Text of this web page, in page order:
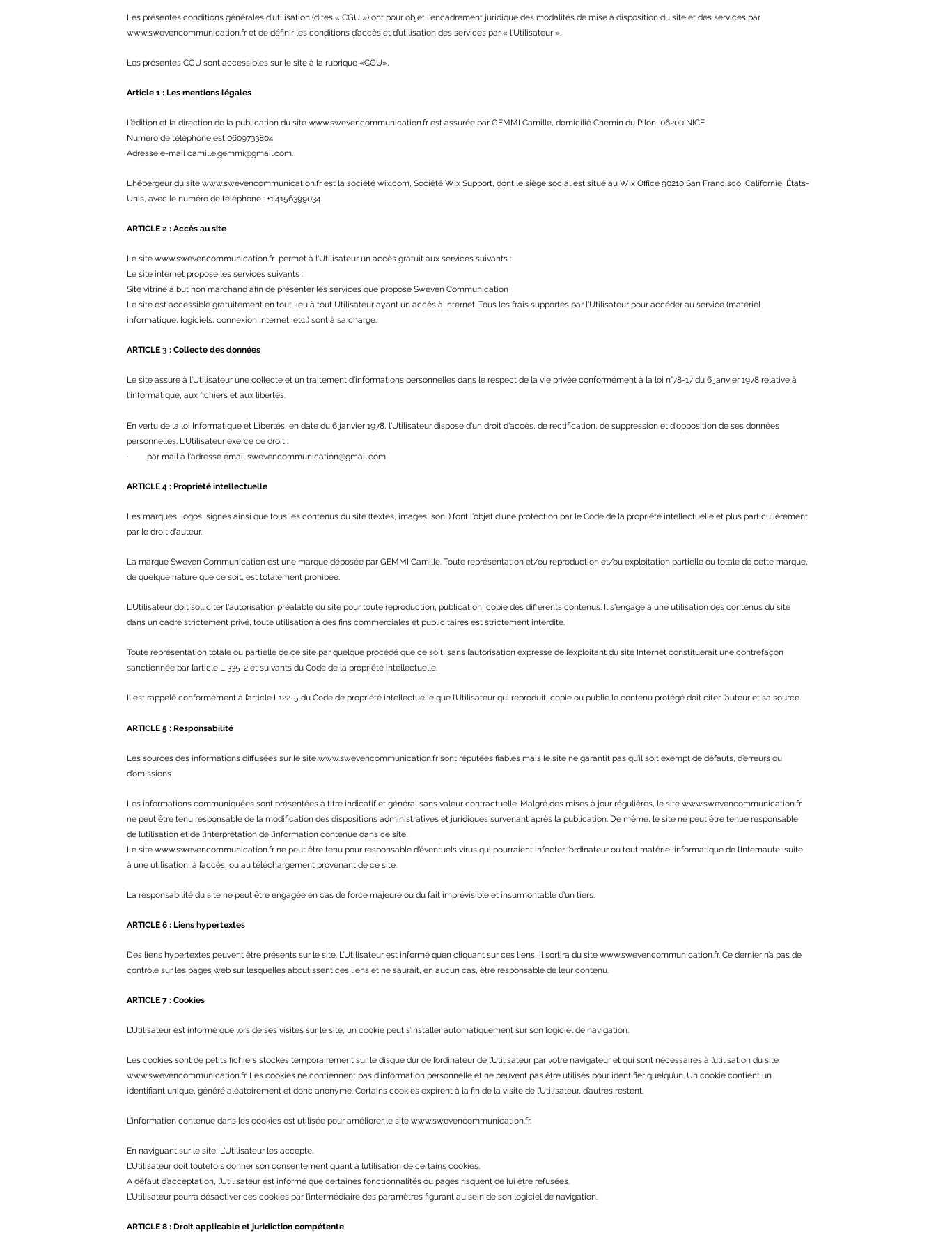
Les présentes conditions générales d'utilisation (dites « CGU ») ont pour objet l'encadrement juridique des modalités de mise à disposition du site et des services par
www.swevencommunication.fr et de définir les conditions d’accès et d’utilisation des services par « l'Utilisateur ».
Les présentes CGU sont accessibles sur le site à la rubrique «CGU».
Article 1 : Les mentions légales
L’édition et la direction de la publication du site www.swevencommunication.fr est assurée par GEMMI Camille, domicilié Chemin du Pilon, 06200 NICE.
Numéro de téléphone est 0609733804
Adresse e-mailcamille.gemmi@gmail.com.
L'hébergeur du site www.swevencommunication.fr est la société wix.com, Société Wix Support, dont le siège social est situé au Wix Office 90210 San Francisco, Californie, États-
Unis, avec le numéro de téléphone : +1.4156399034.
ARTICLE 2 : Accès au site
Le site www.swevencommunication.fr permet à l'Utilisateur un accès gratuit aux services suivants :
Le site internet propose les services suivants :
Site vitrine à but non marchand afin de présenter les services que propose Sweven Communication
Le site est accessible gratuitement en tout lieu à tout Utilisateur ayant un accès à Internet. Tous les frais supportés par l'Utilisateur pour accéder au service (matériel
informatique, logiciels, connexion Internet, etc.) sont à sa charge.
ARTICLE 3 : Collecte des données
Le site assure à l'Utilisateur une collecte et un traitement d'informations personnelles dans le respect de la vie privée conformément à la loi n°78-17 du 6 janvier 1978 relative à
l'informatique, aux fichiers et aux libertés.
En vertu de la loi Informatique et Libertés, en date du 6 janvier 1978, l'Utilisateur dispose d'un droit d'accès, de rectification, de suppression et d'opposition de ses données
personnelles. L'Utilisateur exerce ce droit :
· par mail à l'adresse emailswevencommunication@gmail.com
ARTICLE 4 : Propriété intellectuelle
Les marques, logos, signes ainsi que tous les contenus du site (textes, images, son…) font l'objet d'une protection par le Code de la propriété intellectuelle et plus particulièrement
par le droit d'auteur.
La marque Sweven Communication est une marque déposée par GEMMI Camille. Toute représentation et/ou reproduction et/ou exploitation partielle ou totale de cette marque,
de quelque nature que ce soit, est totalement prohibée.
L'Utilisateur doit solliciter l'autorisation préalable du site pour toute reproduction, publication, copie des différents contenus. Il s'engage à une utilisation des contenus du site
dans un cadre strictement privé, toute utilisation à des fins commerciales et publicitaires est strictement interdite.
Toute représentation totale ou partielle de ce site par quelque procédé que ce soit, sans l’autorisation expresse de l’exploitant du site Internet constituerait une contrefaçon
sanctionnée par l’article L 335-2 et suivants du Code de la propriété intellectuelle.
Il est rappelé conformément à l’article L122-5 du Code de propriété intellectuelle que l’Utilisateur qui reproduit, copie ou publie le contenu protégé doit citer l’auteur et sa source.
ARTICLE 5 : Responsabilité
Les sources des informations diffusées sur le site www.swevencommunication.fr sont réputées fiables mais le site ne garantit pas qu’il soit exempt de défauts, d’erreurs ou
d’omissions.
Les informations communiquées sont présentées à titre indicatif et général sans valeur contractuelle. Malgré des mises à jour régulières, le site www.swevencommunication.fr
ne peut être tenu responsable de la modification des dispositions administratives et juridiques survenant après la publication. De même, le site ne peut être tenue responsable
de l’utilisation et de l’interprétation de l’information contenue dans ce site.
Le site www.swevencommunication.fr ne peut être tenu pour responsable d’éventuels virus qui pourraient infecter l’ordinateur ou tout matériel informatique de l’Internaute, suite
à une utilisation, à l’accès, ou au téléchargement provenant de ce site.
La responsabilité du site ne peut être engagée en cas de force majeure ou du fait imprévisible et insurmontable d'un tiers.
ARTICLE 6 : Liens hypertextes
Des liens hypertextes peuvent être présents sur le site. L’Utilisateur est informé qu’en cliquant sur ces liens, il sortira du site www.swevencommunication.fr. Ce dernier n’a pas de
contrôle sur les pages web sur lesquelles aboutissent ces liens et ne saurait, en aucun cas, être responsable de leur contenu.
ARTICLE 7 : Cookies
L’Utilisateur est informé que lors de ses visites sur le site, un cookie peut s’installer automatiquement sur son logiciel de navigation.
Les cookies sont de petits fichiers stockés temporairement sur le disque dur de l’ordinateur de l’Utilisateur par votre navigateur et qui sont nécessaires à l’utilisation du site
www.swevencommunication.fr. Les cookies ne contiennent pas d’information personnelle et ne peuvent pas être utilisés pour identifier quelqu’un. Un cookie contient un
identifiant unique, généré aléatoirement et donc anonyme. Certains cookies expirent à la fin de la visite de l’Utilisateur, d’autres restent.
L’information contenue dans les cookies est utilisée pour améliorer le site www.swevencommunication.fr.
En naviguant sur le site, L’Utilisateur les accepte.
L’Utilisateur doit toutefois donner son consentement quant à l’utilisation de certains cookies.
A défaut d’acceptation, l’Utilisateur est informé que certaines fonctionnalités ou pages risquent de lui être refusées.
L’Utilisateur pourra désactiver ces cookies par l’intermédiaire des paramètres figurant au sein de son logiciel de navigation.
ARTICLE 8 : Droit applicable et juridiction compétente